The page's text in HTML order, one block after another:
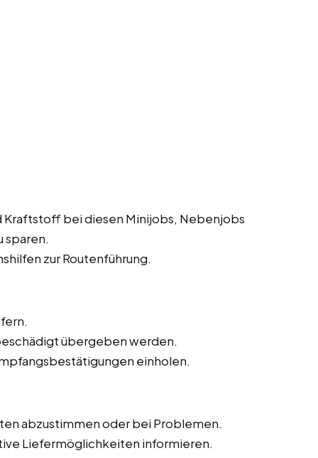
bei diesen Minijobs, Nebenjobs
sparen.
zur Routenführung.
übergeben werden.
einholen.
abzustimmen oder bei Problemen.
Liefermöglichkeiten informieren.